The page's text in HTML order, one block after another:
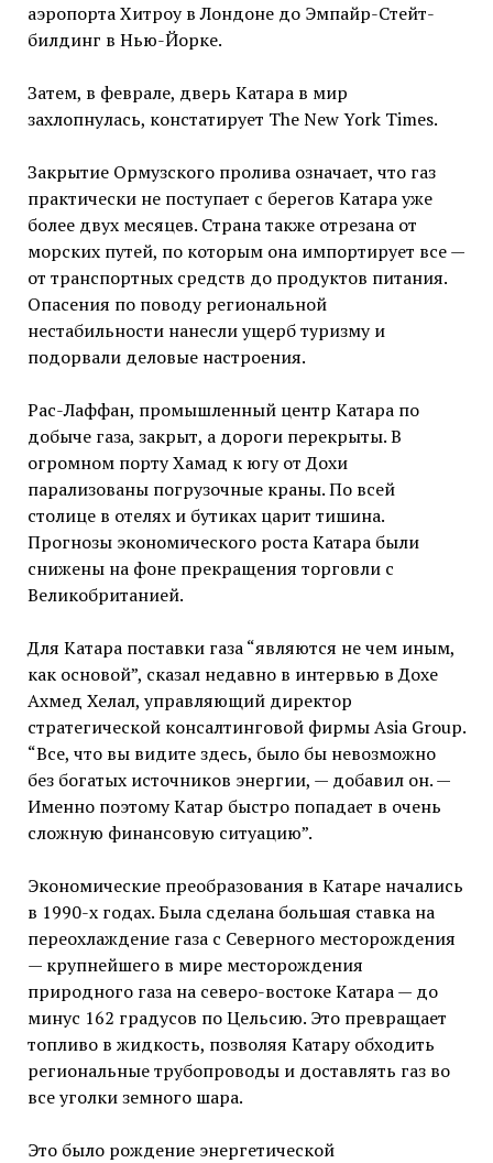
аэропорта Хитроу в Лондоне до Эмпайр-Стейт-
билдинг в Нью-Йорке.
Затем, в феврале, дверь Катара в мир
захлопнулась, констатирует The New York Times.
Закрытие Ормузского пролива означает, что газ
практически не поступает с берегов Катара уже
более двух месяцев. Страна также отрезана от
морских путей, по которым она импортирует все —
от транспортных средств до продуктов питания.
Опасения по поводу региональной
нестабильности нанесли ущерб туризму и
подорвали деловые настроения.
Рас-Лаффан, промышленный центр Катара по
добыче газа, закрыт, а дороги перекрыты. В
огромном порту Хамад к югу от Дохи
парализованы погрузочные краны. По всей
столице в отелях и бутиках царит тишина.
Прогнозы экономического роста Катара были
снижены на фоне прекращения торговли с
Великобританией.
Для Катара поставки газа “являются не чем иным,
как основой”, сказал недавно в интервью в Дохе
Ахмед Хелал, управляющий директор
стратегической консалтинговой фирмы Asia Group.
“Все, что вы видите здесь, было бы невозможно
без богатых источников энергии, — добавил он. —
Именно поэтому Катар быстро попадает в очень
сложную финансовую ситуацию”.
Экономические преобразования в Катаре начались
в 1990-х годах. Была сделана большая ставка на
переохлаждение газа с Северного месторождения
— крупнейшего в мире месторождения
природного газа на северо-востоке Катара — до
минус 162 градусов по Цельсию. Это превращает
топливо в жидкость, позволяя Катару обходить
региональные трубопроводы и доставлять газ во
все уголки земного шара.
Это было рождение энергетической